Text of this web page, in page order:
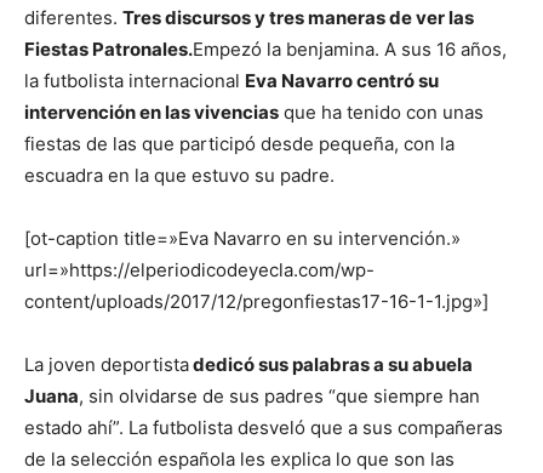
diferentes. Tres discursos y tres maneras de ver las
Fiestas Patronales.Empezó la benjamina. A sus 16 años,
la futbolista internacional Eva Navarro centró su
intervención en las vivencias que ha tenido con unas
fiestas de las que participó desde pequeña, con la
escuadra en la que estuvo su padre.
[ot-caption title=»Eva Navarro en su intervención.»
url=»https://elperiodicodeyecla.com/wp-
content/uploads/2017/12/pregonfiestas17-16-1-1.jpg»]
La joven deportistadedicó sus palabras a su abuela
Juana, sin olvidarse de sus padres “que siempre han
estado ahí”. La futbolista desveló que a sus compañeras
de la selección española les explica lo que son las